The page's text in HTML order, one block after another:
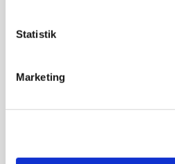
Statistik
Marketing
CVR: 25441397
opsparing til begravelse, kontakt